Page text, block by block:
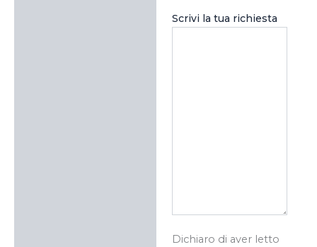
Scrivi la tua richiesta
Dichiaro di aver letto